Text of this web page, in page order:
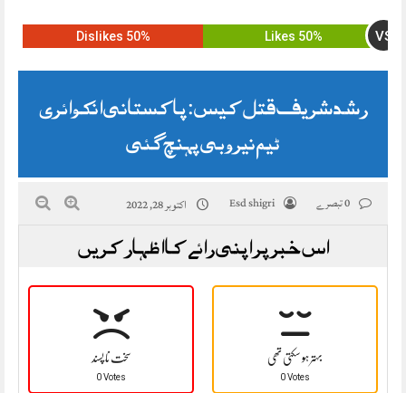
50% Likes VS
50% Dislikes
رشد شریف قتل کیس: پاکستانی انکوائری
ٹیم نیروبی پہنچ گئی
Esd shigri اکتوبر 28, 2022
اس خبر پر اپنی رائے کا اظہار کریں
سخت نا پسند
0 Votes
بہتر ہو سکتی تھی
0 Votes